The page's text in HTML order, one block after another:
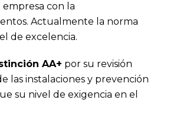
con la
Actualmente la norma
de excelencia.
AA+ por su revisión
las instalaciones y prevención
su nivel de exigencia en el